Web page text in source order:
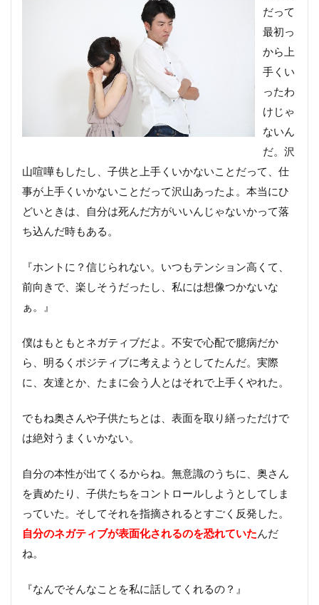
だって
最初っ
から上
手くい
ったわ
けじゃ
ないん
だ。沢
山喧嘩もしたし、子供と上手くいかないことだって、仕
事が上手くいかないことだって沢山あったよ。本当にひ
どいときは、自分は死んだ方がいいんじゃないかって落
ち込んだ時もある。
『ホントに？信じられない。いつもテンション高くて、
前向きで、楽しそうだったし、私には想像つかないな
ぁ。』
僕はもともとネガティブだよ。不安で心配で臆病だか
ら、明るくポジティブに考えようとしてたんだ。実際
に、友達とか、たまに会う人とはそれで上手くやれた。
でもね奥さんや子供たちとは、表面を取り繕っただけで
は絶対うまくいかない。
自分の本性が出てくるからね。無意識のうちに、奥さん
を責めたり、子供たちをコントロールしようとしてしま
っていた。そしてそれを指摘されるとすごく反発した。
自分のネガティブが表面化されるのを恐れていたんだ
ね。
『なんでそんなことを私に話してくれるの？』